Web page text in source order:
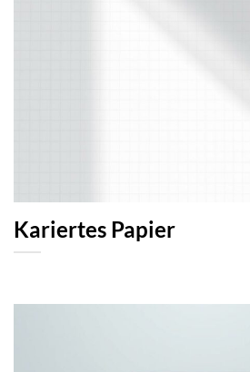
Kariertes Papier